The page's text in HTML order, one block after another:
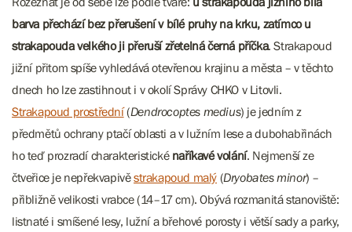
barva přechází bez přerušení v bílé pruhy na krku, zatímco u
strakapouda velkého ji přeruší zřetelná černá příčka. Strakapoud
jižní přitom spíše vyhledává otevřenou krajinu a města – v těchto
dnech ho lze zastihnout i v okolí Správy CHKO v Litovli.
Strakapoud prostřední(Dendrocoptes medius) je jedním z
předmětů ochrany ptačí oblasti a v lužním lese a dubohabřinách
ho teď prozradí charakteristické naříkavé volání. Nejmenší ze
čtveřice je nepřekvapivěstrakapoud malý (Dryobates minor) –
přibližně velikosti vrabce (14–17 cm). Obývá rozmanitá stanoviště:
listnaté i smíšené lesy, lužní a břehové porosty i větší sady a parky,